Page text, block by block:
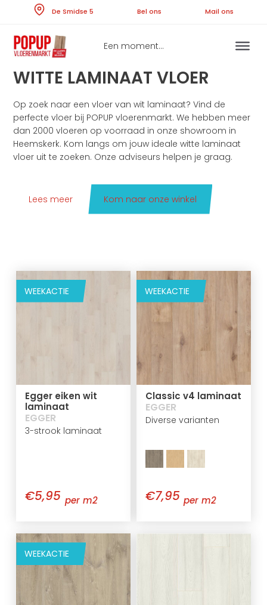
content
De Smidse 5
Een moment...
WITTE LAMINAAT VLOER
Op zoek naar een vloer van wit laminaat? Vind de
perfecte vloer bij POPUP vloerenmarkt. We hebben meer
dan 2000 vloeren op voorraad in onze showroom in
Heemskerk. Kom langs om jouw ideale witte laminaat
vloer uit te zoeken. Onze adviseurs helpen je graag.
Lees meer Kom naar onze winkel
WEEKACTIE
Egger eiken wit
laminaat
EGGER
3-strook laminaat
€5,95 per m2
WEEKACTIE
Classic v4 laminaat
EGGER
Diverse varianten
€7,95 per m2
WEEKACTIE